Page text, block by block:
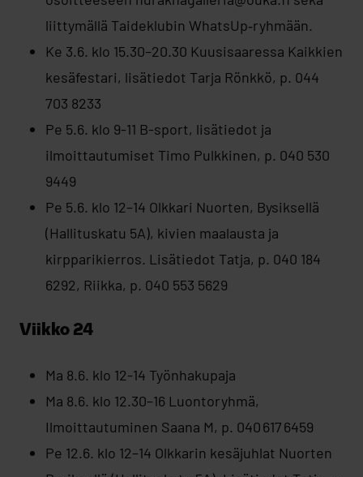
liittymällä Taideklubin WhatsUp‑ryhmään.
Ke 3.6. klo 15.30–20.30 Kuusisaaressa Kaikkien
kesäfestari, lisätiedot Tarja Rönkkö, p. 044
703 8233
Pe 5.6. klo 9-11 B-sport, lisätiedot ja
ilmoittautumiset Timo Pulkkinen, p. 040 530
9449
Pe 5.6. klo 12–14 Olkkari Nuorten, Bysiksellä
(Hallituskatu 5A), kivien maalausta ja
kirpparikierros. Lisätiedot Tatja, p. 040 184
6292, Riikka, p. 040 553 5629
Viikko 24
Ma 8.6. klo 12-14 Työnhakupaja
Ma 8.6. klo 12.30–16 Luontoryhmä,
Ilmoittautuminen Saana M, p. 040 617 6459
Pe 12.6. klo 12–14 Olkkarin kesäjuhlat Nuorten